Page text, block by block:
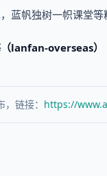
蓝帆独树一帜课堂
lanfan-overseas）
链接： https://